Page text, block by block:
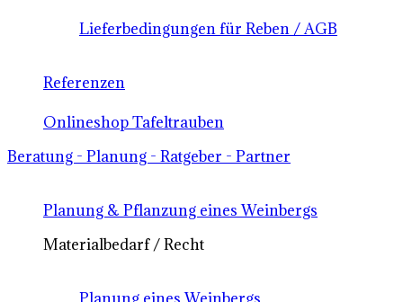
Lieferbedingungen für Reben / AGB
Referenzen
Onlineshop Tafeltrauben
Beratung - Planung - Ratgeber - Partner
Planung & Pflanzung eines Weinbergs
Materialbedarf / Recht